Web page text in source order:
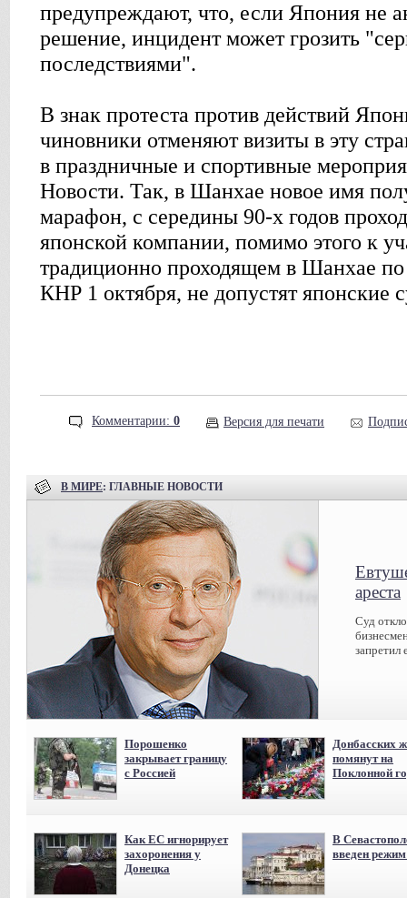
предупреждают, что, если Япония не
решение, инцидент может грозить
последствиями".
В знак протеста против действий
чиновники отменяют визиты в эту
в праздничные и спортивные
Новости. Так, в Шанхае новое имя
марафон, с середины 90-х годов
японской компании, помимо этого к
традиционно проходящем в Шанхае по
КНР 1 октября, не допустят японские
Комментарии: 0 Версия для печати
В МИРЕ: ГЛАВНЫЕ НОВОСТИ
ареста
Суд
запретил
Порошенко
закрывает границу
с Россией
Донбасских
помянут на
Поклонной
Как ЕС игнорирует
захоронения у
Донецка
В
введен